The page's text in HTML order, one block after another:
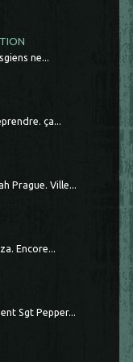
ne...
ça...
Prague. Ville...
Encore...
Sgt Pepper...